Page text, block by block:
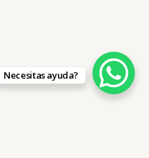
Necesitas ayuda?